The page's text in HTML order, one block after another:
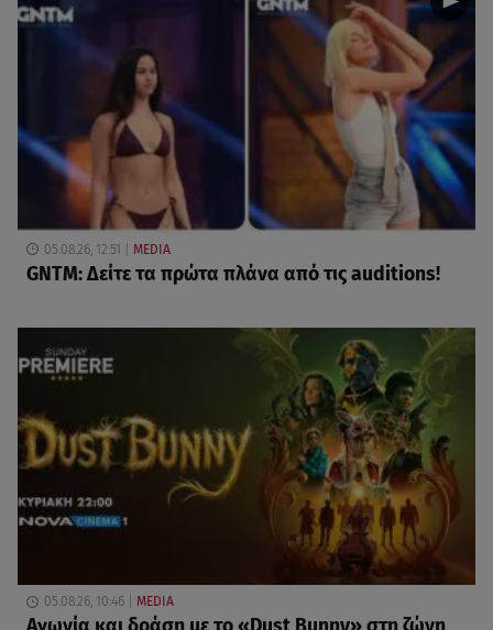
05.08.26, 12:51 MEDIA
GNTM: Δείτε τα πρώτα πλάνα από τις auditions!
05.08.26, 10:46 MEDIA